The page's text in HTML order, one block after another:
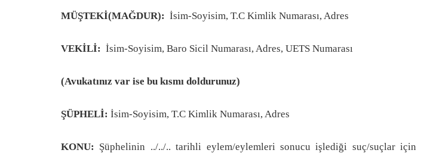
MÜŞTEKİ(MAĞDUR): İsim-Soyisim, T.C Kimlik Numarası, Adres
VEKİLİ: İsim-Soyisim, Baro Sicil Numarası, Adres, UETS Numarası
(Avukatınız var ise bu kısmı doldurunuz)
ŞÜPHELİ: İsim-Soyisim, T.C Kimlik Numarası, Adres
KONU: Şüphelinin ../../.. tarihli eylem/eylemleri sonucu işlediği suç/suçlar için